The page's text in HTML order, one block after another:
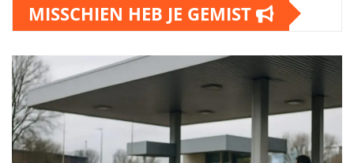
MISSCHIEN HEB JE GEMIST